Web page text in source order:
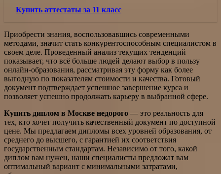
Купить аттестаты за 11 класс
Приобрести знания, воспользовавшись современными
методами, значит стать конкурентоспособным специалистом в
своем деле. Проведенный анализ текущих тенденций
показывает, что всё больше людей делают выбор в пользу
онлайн-образования, рассматривая эту форму как более
выгодную по показателям стоимости и качества. Готовый
документ подтверждает успешное завершение курса и
позволяет успешно продолжать карьеру в выбранной сфере.
Купить диплом в Москве недорого — это реальность для
тех, кто хочет получить качественный документ по доступной
цене. Мы предлагаем дипломы всех уровней образования, от
среднего до высшего, с гарантией их соответствия
государственным стандартам. Независимо от того, какой
диплом вам нужен, наши специалисты предложат вам
оптимальный вариант с минимальными затратами,